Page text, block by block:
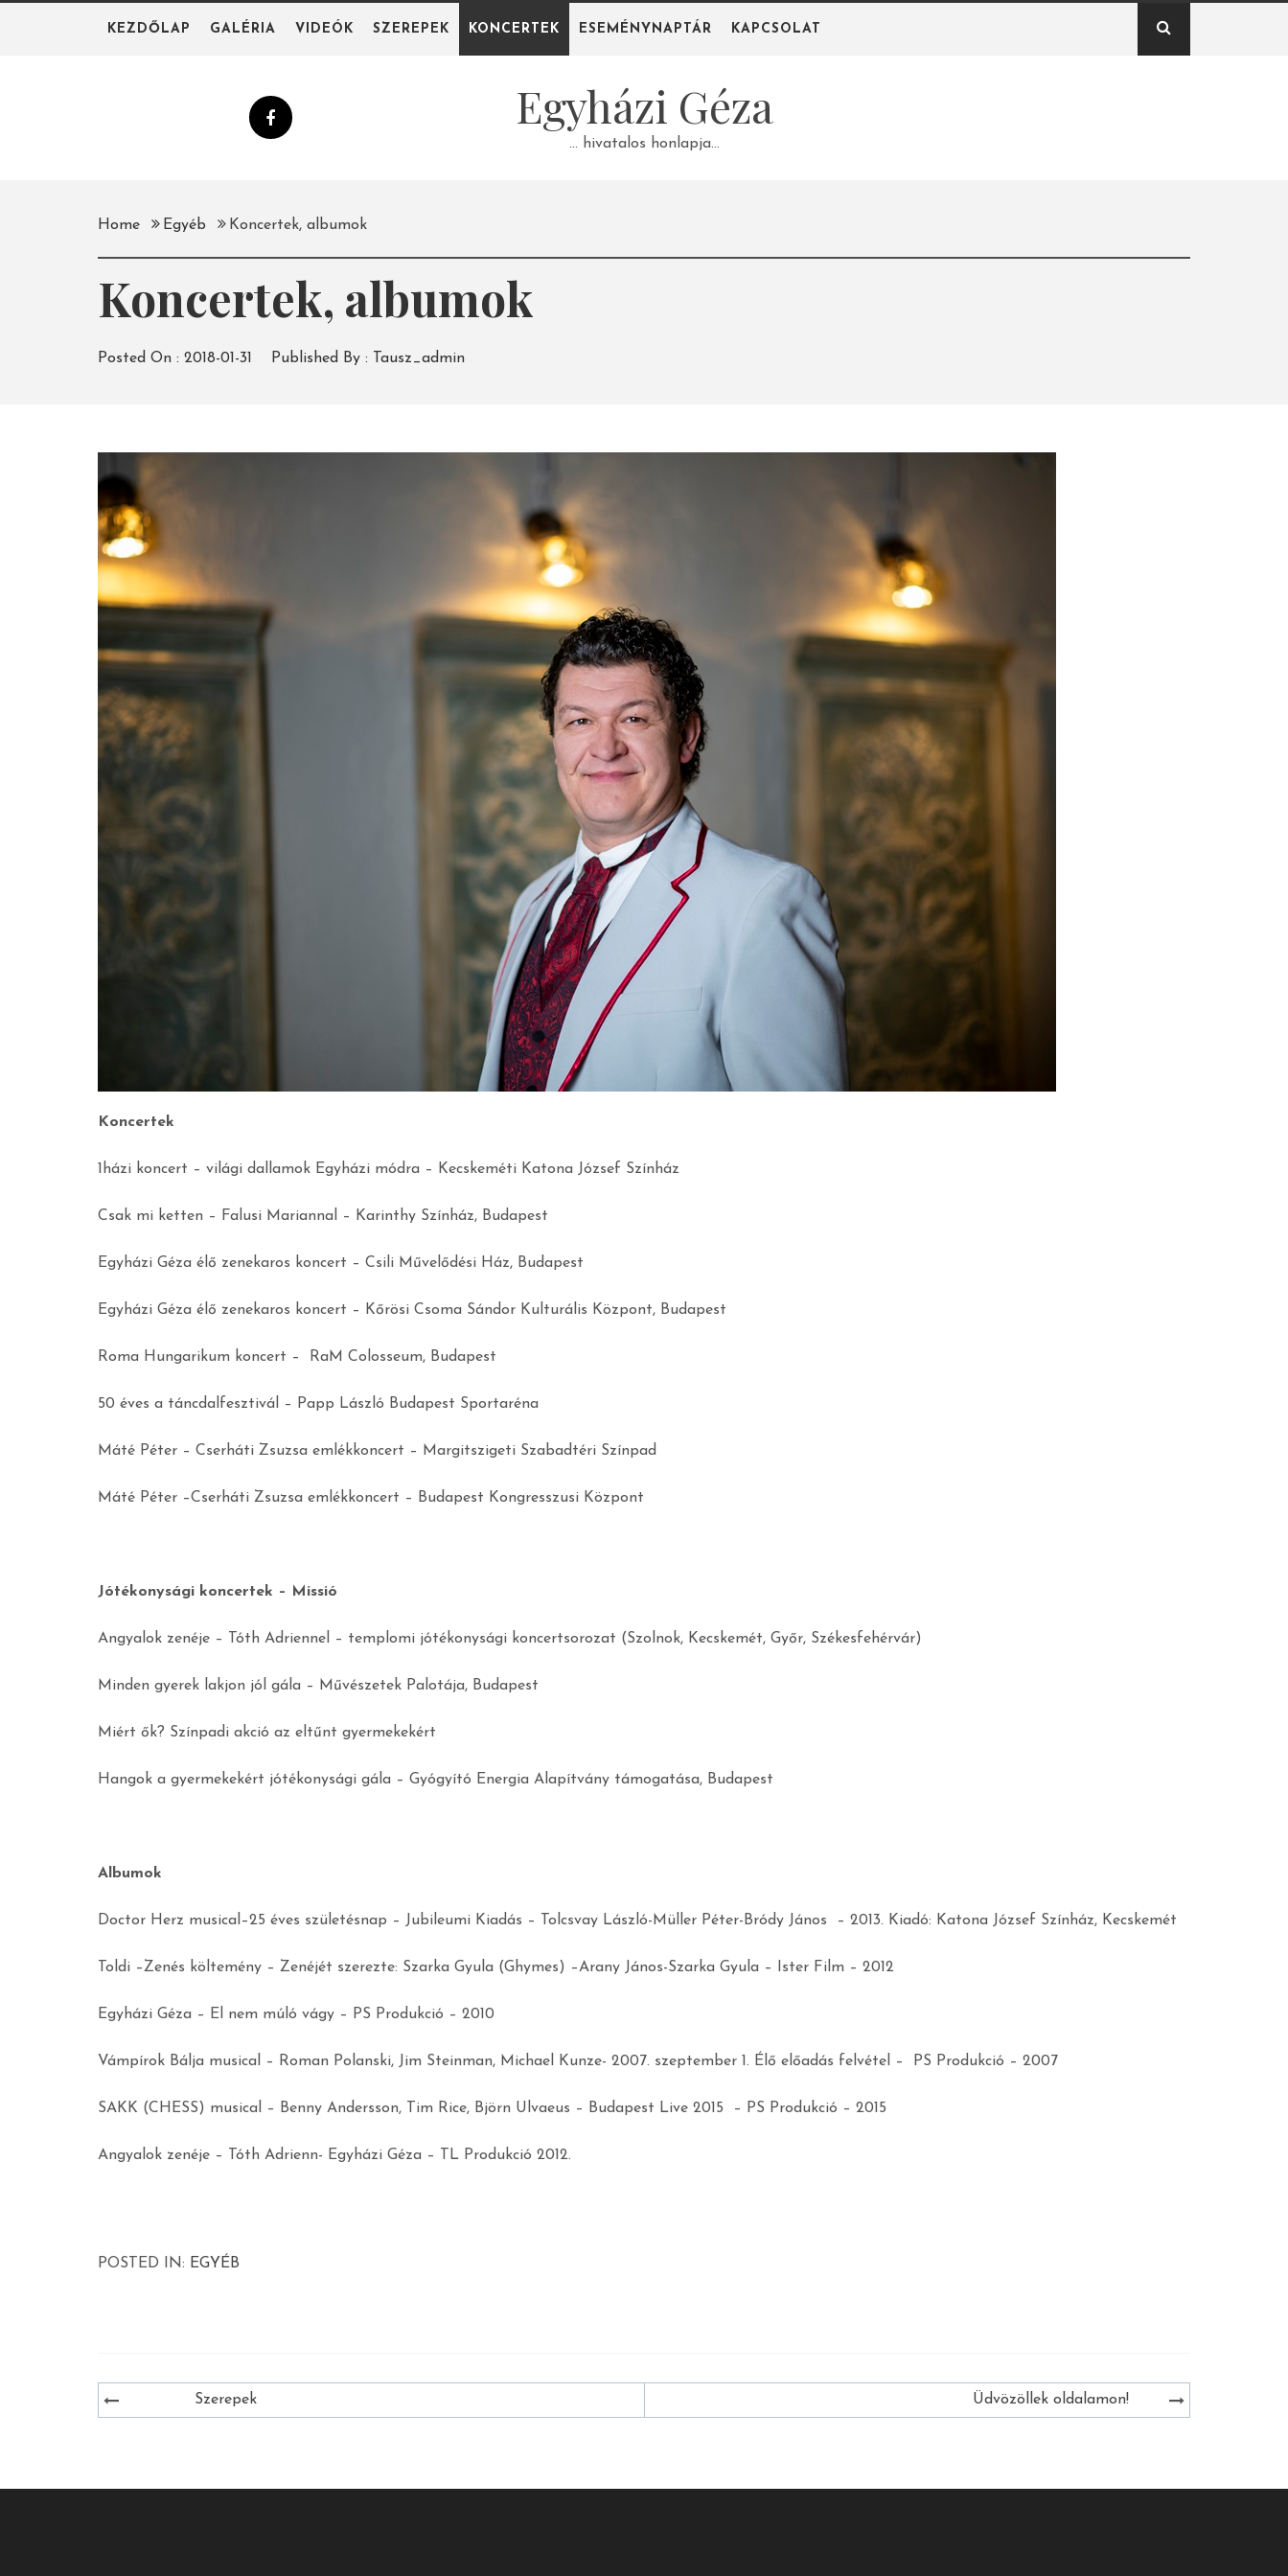
KEZDŐLAP GALÉRIA VIDEÓK SZEREPEK KONCERTEK ESEMÉNYNAPTÁR KAPCSOLAT
Egyházi Géza
… hivatalos honlapja…
Home Egyéb Koncertek, albumok
Koncertek, albumok
Posted On : 2018-01-31 Published By : Tausz_admin
Koncertek
1házi koncert – világi dallamok Egyházi módra – Kecskeméti Katona József Színház
Csak mi ketten – Falusi Mariannal – Karinthy Színház, Budapest
Egyházi Géza élő zenekaros koncert – Csili Művelődési Ház, Budapest
Egyházi Géza élő zenekaros koncert – Kőrösi Csoma Sándor Kulturális Központ, Budapest
Roma Hungarikum koncert – RaM Colosseum, Budapest
50 éves a táncdalfesztivál – Papp László Budapest Sportaréna
Máté Péter – Cserháti Zsuzsa emlékkoncert – Margitszigeti Szabadtéri Színpad
Máté Péter –Cserháti Zsuzsa emlékkoncert – Budapest Kongresszusi Központ
Jótékonysági koncertek – Missió
Angyalok zenéje – Tóth Adriennel – templomi jótékonysági koncertsorozat (Szolnok, Kecskemét, Győr, Székesfehérvár)
Minden gyerek lakjon jól gála – Művészetek Palotája, Budapest
Miért ők? Színpadi akció az eltűnt gyermekekért
Hangok a gyermekekért jótékonysági gála – Gyógyító Energia Alapítvány támogatása, Budapest
Albumok
Doctor Herz musical–25 éves születésnap – Jubileumi Kiadás – Tolcsvay László-Müller Péter-Bródy János – 2013. Kiadó: Katona József Színház, Kecskemét
Toldi –Zenés költemény – Zenéjét szerezte: Szarka Gyula (Ghymes) –Arany János-Szarka Gyula – Ister Film – 2012
Egyházi Géza – El nem múló vágy – PS Produkció – 2010
Vámpírok Bálja musical – Roman Polanski, Jim Steinman, Michael Kunze- 2007. szeptember 1. Élő előadás felvétel – PS Produkció – 2007
SAKK (CHESS) musical – Benny Andersson, Tim Rice, Björn Ulvaeus – Budapest Live 2015 – PS Produkció – 2015
Angyalok zenéje – Tóth Adrienn- Egyházi Géza – TL Produkció 2012.
POSTED IN: EGYÉB
Bejegyzés
navigáció
Szerepek Üdvözöllek oldalamon!